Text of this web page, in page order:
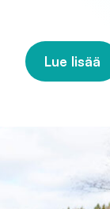
Lue lisää